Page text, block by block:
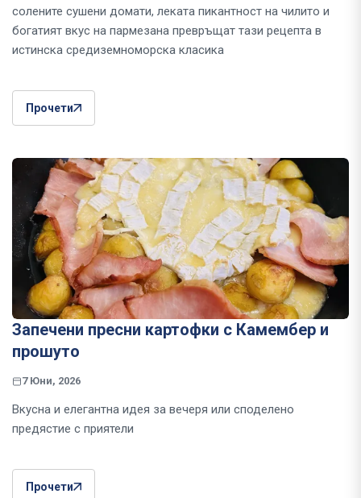
солените сушени домати, леката пикантност на чилито и
богатият вкус на пармезана превръщат тази рецепта в
истинска средиземноморска класика
Прочети
Запечени пресни картофки с Камембер и
прошуто
7 Юни, 2026
Вкусна и елегантна идея за вечеря или споделено
предястие с приятели
Прочети